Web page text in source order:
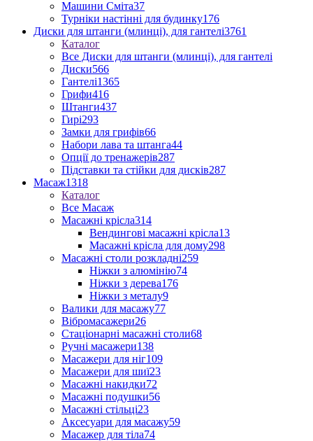
Машини Сміта37
Турніки настінні для будинку176
Диски для штанги (млинці), для гантелі3761
Каталог
Все Диски для штанги (млинці), для гантелі
Диски566
Гантелі1365
Грифи416
Штанги437
Гирі293
Замки для грифів66
Набори лава та штанга44
Опції до тренажерів287
Підставки та стійки для дисків287
Масаж1318
Каталог
Все Масаж
Масажні крісла314
Вендингові масажні крісла13
Масажні крісла для дому298
Масажні столи розкладні259
Ніжки з алюмінію74
Ніжки з дерева176
Ніжки з металу9
Валики для масажу77
Вібромасажери26
Стаціонарні масажні столи68
Ручні масажери138
Масажери для ніг109
Масажери для шиї23
Масажні накидки72
Масажні подушки56
Масажні стільці23
Аксесуари для масажу59
Масажер для тіла74